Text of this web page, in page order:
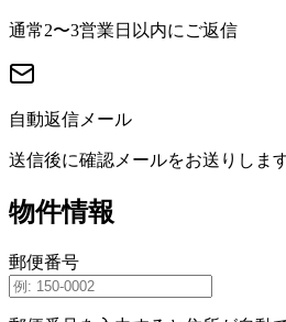
通常2〜3営業日以内にご返信
自動返信メール
送信後に確認メールをお送りしま
物件情報
郵便番号